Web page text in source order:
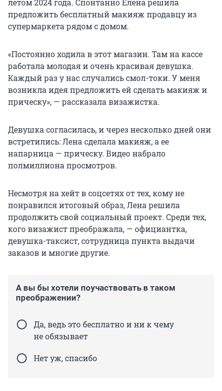
летом 2024 года. Спонтанно Елена решила
предложить бесплатный макияж продавцу из
супермаркета рядом с домом.
«Постоянно ходила в этот магазин. Там на кассе
работала молодая и очень красивая девушка.
Каждый раз у нас случались смол-токи. У меня
возникла идея предложить ей сделать макияж и
прическу», — рассказала визажистка.
Девушка согласилась, и через несколько дней они
встретились: Лена сделала макияж, а ее
напарница — прическу. Видео набрало
полмиллиона просмотров.
Несмотря на хейт в соцсетях от тех, кому не
понравился итоговый образ, Лена решила
продолжить свой социальный проект. Среди тех,
кого визажист преображала, — официантка,
девушка-таксист, сотрудница пункта выдачи
заказов и многие другие.
А вы бы хотели поучаствовать в таком
преображении?
Да, ведь это бесплатно и ни к чему
не обязывает
Нет уж, спасибо